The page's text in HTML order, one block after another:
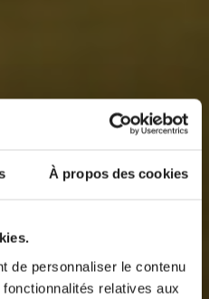
À propos des cookies
de personnaliser le contenu
relatives aux